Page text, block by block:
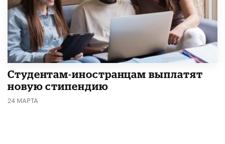
Студентам-иностранцам выплатят
новую стипендию
24 МАРТА